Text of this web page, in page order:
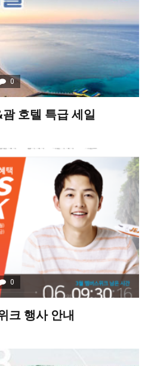
0
호텔 특급 세일
0
크 행사 안내